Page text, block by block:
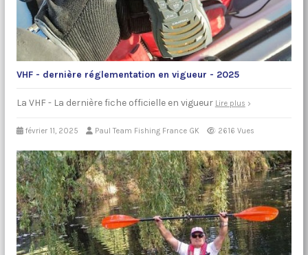
VHF - dernière réglementation en vigueur - 2025
La VHF - La dernière fiche officielle en vigueur Lire plus
février 11, 2025 Paul Team Fishing France GK 2616 Vues